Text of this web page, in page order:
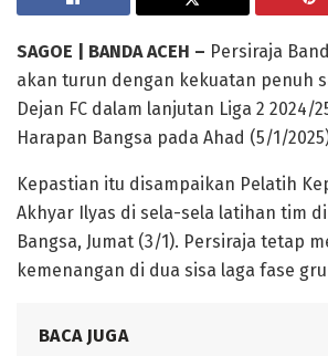
SAGOE | BANDA ACEH – Persiraja
akan turun dengan kekuatan penuh
Dejan FC dalam lanjutan Liga 2 2024/
Harapan Bangsa pada Ahad (5/1/
Kepastian itu disampaikan Pelatih
Akhyar Ilyas di sela-sela latihan tim
Bangsa, Jumat (3/1). Persiraja tetap
kemenangan di dua sisa laga fase
BACA JUGA